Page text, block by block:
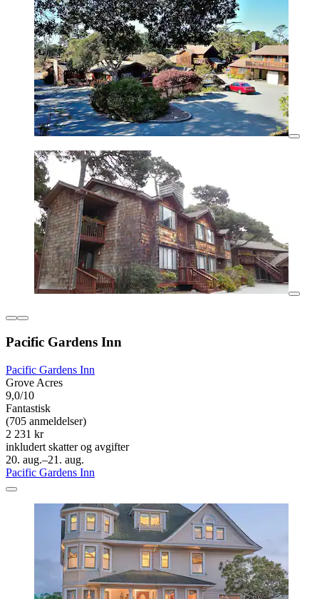
Pacific Gardens Inn
Pacific Gardens Inn
Grove Acres
9,0/10
Fantastisk
(705 anmeldelser)
2 231 kr
inkludert skatter og avgifter
20. aug.–21. aug.
Pacific Gardens Inn